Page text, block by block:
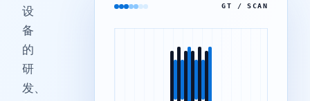
设
备
的
研
发、
GT / SCAN